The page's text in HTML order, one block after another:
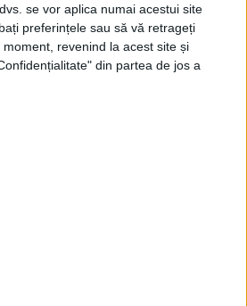
se vor aplica numai acestui site
preferințele sau să vă retrageți
revenind la acest site și
din partea de jos a
sale. De fiecare dată
de informații de la
și îi trecea printr-un